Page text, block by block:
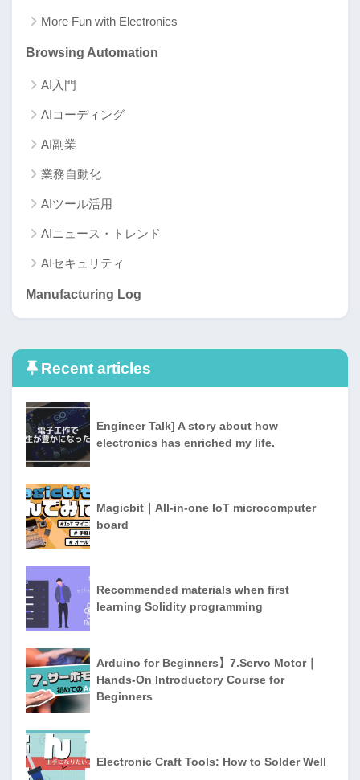
More Fun with Electronics
Browsing Automation
AI入門
AIコーディング
AI副業
業務自動化
AIツール活用
AIニュース・トレンド
AIセキュリティ
Manufacturing Log
Recent articles
Engineer Talk] A story about how
electronics has enriched my life.
Magicbit｜All-in-one IoT microcomputer
board
Recommended materials when first
learning Solidity programming
Arduino for Beginners】7.Servo Motor｜
Hands-On Introductory Course for
Beginners
Electronic Craft Tools: How to Solder Well